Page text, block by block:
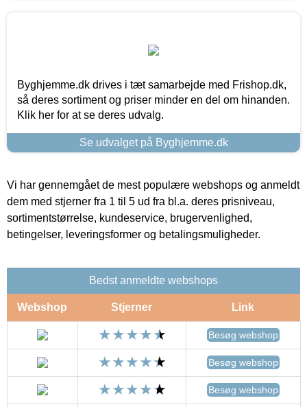
Byghjemme.dk drives i tæt samarbejde med Frishop.dk,
så deres sortiment og priser minder en del om hinanden.
Klik her for at se deres udvalg.
Se udvalget på Byghjemme.dk
Vi har gennemgået de mest populære webshops og anmeldt
dem med stjerner fra 1 til 5 ud fra bl.a. deres prisniveau,
sortimentstørrelse, kundeservice, brugervenlighed,
betingelser, leveringsformer og betalingsmuligheder.
Bedst anmeldte webshops
Webshop Stjerner Link
Besøg webshop
Besøg webshop
Besøg webshop